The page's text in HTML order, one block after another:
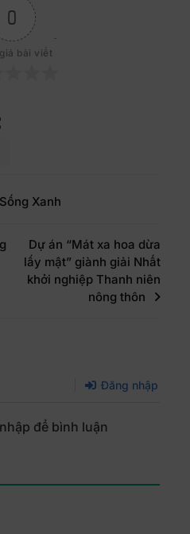
0
bài viết
Xanh
Dự án “Mát xa hoa dừa
lấy mật” giành giải Nhất
khởi nghiệp Thanh niên
nông thôn
Đăng nhập
để bình luận